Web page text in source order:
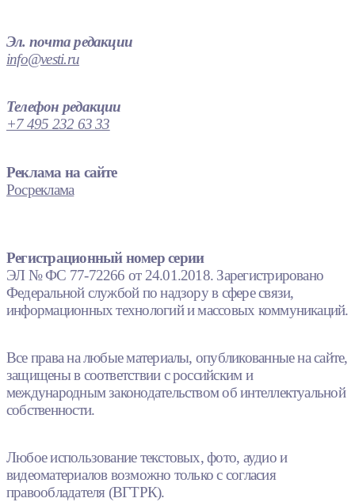
Эл. почта редакции
info@vesti.ru
Телефон редакции
+7 495 232 63 33
Реклама на сайте
Росреклама
Регистрационный номер серии
ЭЛ № ФС 77-72266 от 24.01.2018. Зарегистрировано
Федеральной службой по надзору в сфере связи,
информационных технологий и массовых коммуникаций.
Все права на любые материалы, опубликованные на сайте,
защищены в соответствии с российским и
международным законодательством об интеллектуальной
собственности.
Любое использование текстовых, фото, аудио и
видеоматериалов возможно только с согласия
правообладателя (ВГТРК).